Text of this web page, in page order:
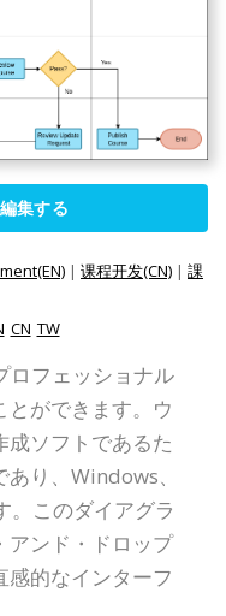
集する
| 课程开发(CN) | 課
CN TW
フェッショナル
とができます。ウ
成ソフトであるた
り、Windows、
。このダイアグラ
アンド・ドロップ
感的なインターフ